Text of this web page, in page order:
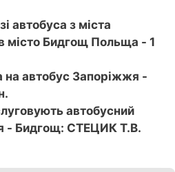
автобуса з міста
місто Бидгощ Польща - 1
на автобус Запоріжжя -
автобусний
- Бидгощ: СТЕЦИК Т.В.